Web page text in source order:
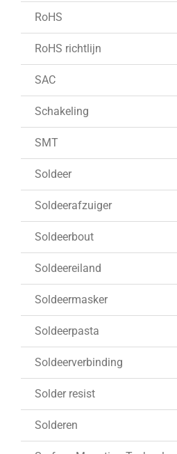
RoHS
RoHS richtlijn
SAC
Schakeling
SMT
Soldeer
Soldeerafzuiger
Soldeerbout
Soldeereiland
Soldeermasker
Soldeerpasta
Soldeerverbinding
Solder resist
Solderen